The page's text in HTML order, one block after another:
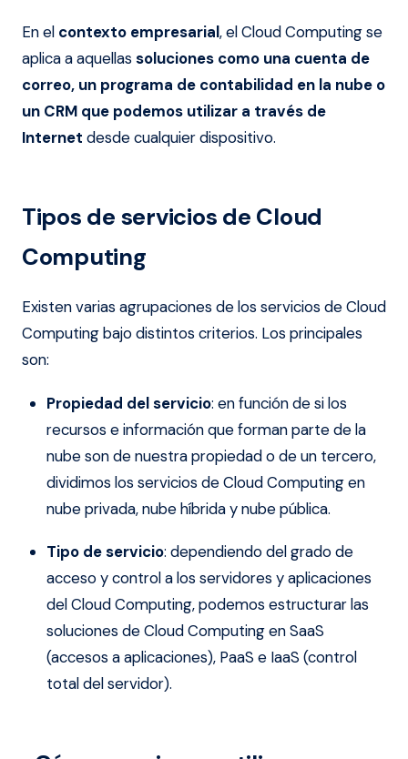
En el contexto empresarial, el Cloud Computing se
aplica a aquellas soluciones como una cuenta de
correo, un programa de contabilidad en la nube o
un CRM que podemos utilizar a través de
Internet desde cualquier dispositivo.
Tipos de servicios de Cloud
Computing
Existen varias agrupaciones de los servicios de Cloud
Computing bajo distintos criterios. Los principales
son:
Propiedad del servicio: en función de si los
recursos e información que forman parte de la
nube son de nuestra propiedad o de un tercero,
dividimos los servicios de Cloud Computing en
nube privada, nube híbrida y nube pública.
Tipo de servicio: dependiendo del grado de
acceso y control a los servidores y aplicaciones
del Cloud Computing, podemos estructurar las
soluciones de Cloud Computing en SaaS
(accesos a aplicaciones), PaaS e IaaS (control
total del servidor).